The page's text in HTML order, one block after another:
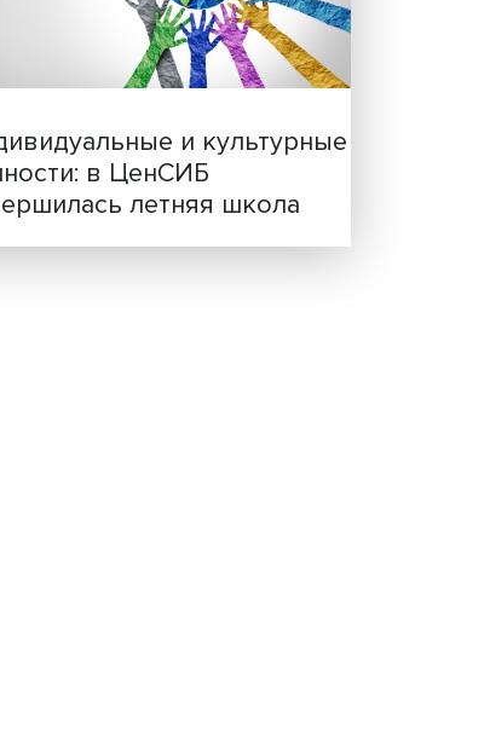
Иллюзия безопасности:
решения врачей